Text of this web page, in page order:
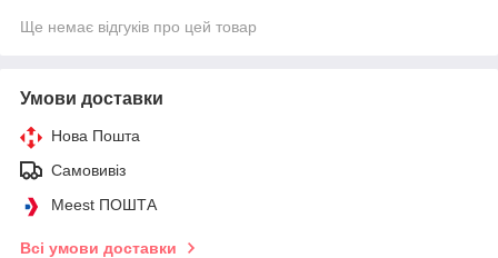
Ще немає відгуків про цей товар
Умови доставки
Нова Пошта
Самовивіз
Meest ПОШТА
Всі умови доставки